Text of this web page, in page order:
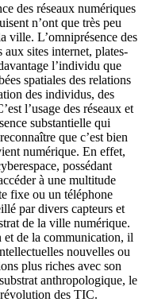
des réseaux numériques
n’ont que très peu
ville. L’omniprésence des
aux sites internet, plates-
l’individu que
spatiales des relations
des individus, des
l’usage des réseaux et
substantielle qui
que c’est bien
numérique. En effet,
possédant
à une multitude
fixe ou un téléphone
par divers capteurs et
de la ville numérique.
et de la communication, il
nouvelles ou
plus riches avec son
anthropologique, le
des TIC.